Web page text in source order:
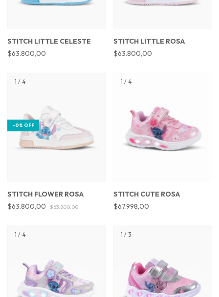
STITCH LITTLE CELESTE
$63.800,00
STITCH LITTLE ROSA
$63.800,00
1 / 4
-0% OFF
STITCH FLOWER ROSA
$63.800,00
$63.800,00
1 / 4
STITCH CUTE ROSA
$67.998,00
1 / 4 1 / 3